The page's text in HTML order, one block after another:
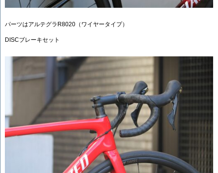
パーツはアルテグラR8020（ワイヤータイプ）
DISCブレーキセット